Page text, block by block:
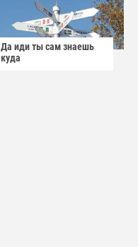
Да иди ты сам знаешь
куда